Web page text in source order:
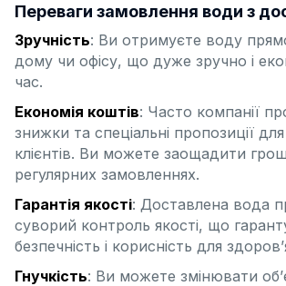
Переваги замовлення води з
Зручність: Ви отримуєте воду
дому чи офісу, що дуже зручно і
час.
Економія коштів: Часто компанії
знижки та спеціальні пропозиції
клієнтів. Ви можете заощадити
регулярних замовленнях.
Гарантія якості: Доставлена вода
суворий контроль якості, що
безпечність і корисність для
Гнучкість: Ви можете змінювати